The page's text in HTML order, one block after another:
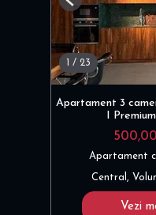
/ 23
Previous
Apartament 3
I
Apartament
Central,
Vezi